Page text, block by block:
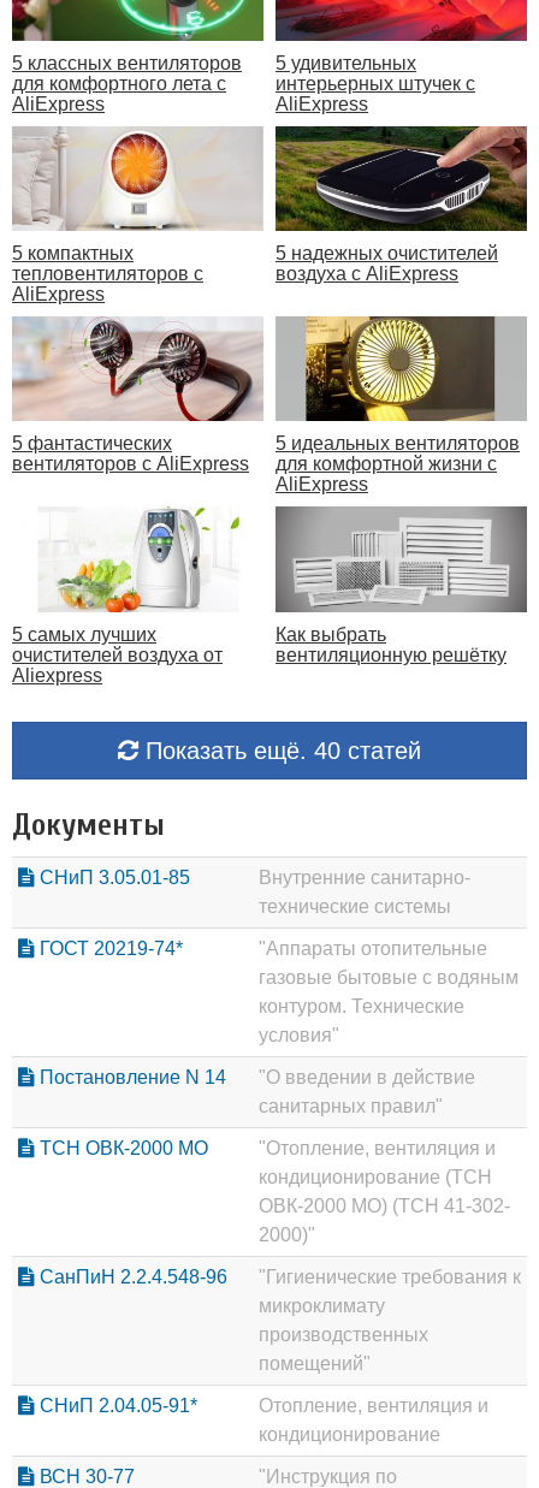
5 классных вентиляторов
для комфортного лета с
AliExpress
5 удивительных
интерьерных штучек с
AliExpress
5 компактных
тепловентиляторов с
AliExpress
5 надежных очистителей
воздуха с AliExpress
5 фантастических
вентиляторов с AliExpress
5 идеальных вентиляторов
для комфортной жизни с
AliExpress
5 самых лучших
очистителей воздуха от
Aliexpress
Как выбрать
вентиляционную решётку
Показать ещё. 40 статей
Документы
СНиП 3.05.01-85
Внутренние санитарно-
технические системы
ГОСТ 20219-74*
"Аппараты отопительные
газовые бытовые с водяным
контуром. Технические
условия"
Постановление N 14
"О введении в действие
санитарных правил"
ТСН ОВК-2000 МО
"Отопление, вентиляция и
кондиционирование (ТСН
ОВК-2000 МО) (ТСН 41-302-
2000)"
СанПиН 2.2.4.548-96
"Гигиенические требования к
микроклимату
производственных
помещений"
СНиП 2.04.05-91*
Отопление, вентиляция и
кондиционирование
ВСН 30-77
"Инструкция по